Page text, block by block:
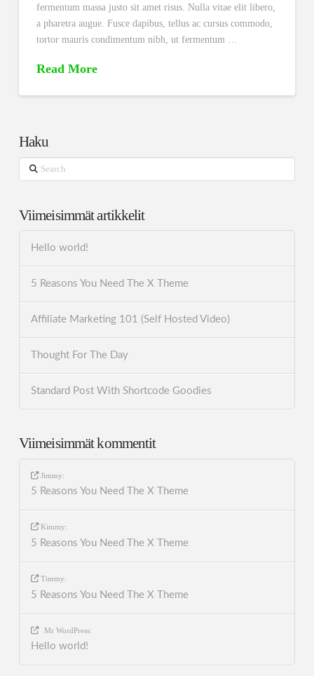
fermentum massa justo sit amet risus. Nulla vitae elit libero,
a pharetra augue. Fusce dapibus, tellus ac cursus commodo,
tortor mauris condimentum nibh, ut fermentum …
Read More
Haku
Search
Viimeisimmät artikkelit
Hello world!
5 Reasons You Need The X Theme
Affiliate Marketing 101 (Self Hosted Video)
Thought For The Day
Standard Post With Shortcode Goodies
Viimeisimmät kommentit
Jimmy:
5 Reasons You Need The X Theme
Kimmy:
5 Reasons You Need The X Theme
Timmy:
5 Reasons You Need The X Theme
Mr WordPress:
Hello world!